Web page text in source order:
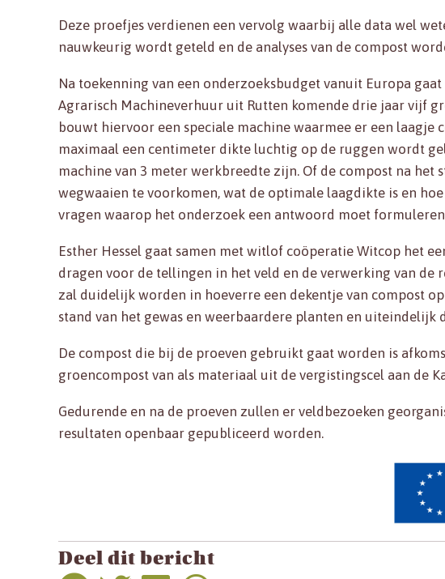
Deze proefjes verdienen een vervolg waarbij alle data wel
nauwkeurig wordt geteld en de analyses van de compost
Na toekenning van een onderzoeksbudget vanuit Europa gaat
Agrarisch Machineverhuur uit Rutten komende drie jaar vijf
bouwt hiervoor een speciale machine waarmee er een laagje
maximaal een centimeter dikte luchtig op de ruggen wordt
machine van 3 meter werkbreedte zijn. Of de compost na
wegwaaien te voorkomen, wat de optimale laagdikte is en
vragen waarop het onderzoek een antwoord moet
Esther Hessel gaat samen met witlof coöperatie Witcop het
dragen voor de tellingen in het veld en de verwerking van de
zal duidelijk worden in hoeverre een dekentje van compost
stand van het gewas en weerbaardere planten en uiteindelijk
De compost die bij de proeven gebruikt gaat worden is
groencompost van als materiaal uit de vergistingscel aan de
Gedurende en na de proeven zullen er veldbezoeken
resultaten openbaar gepubliceerd worden.
Deel dit bericht